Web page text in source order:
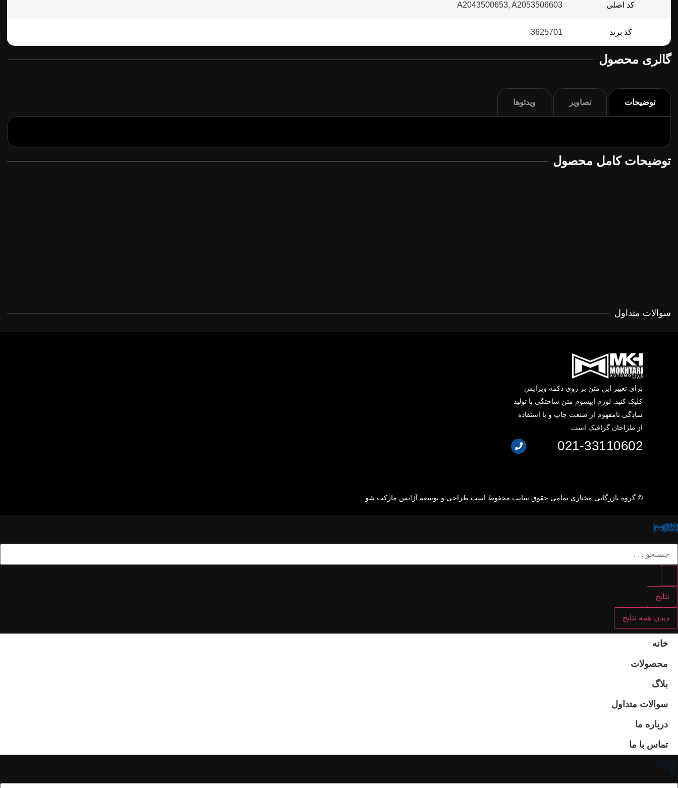
کد اصلی A2043500653, A2053506603
کد برند 3625701
گالری محصول
توضیحات تصاویر ویدئوها
توضیحات کامل محصول
سوالات متداول
برای تغییر این متن بر روی دکمه ویرایش
کلیک کنید. لورم ایپسوم متن ساختگی با تولید
سادگی نامفهوم از صنعت چاپ و با استفاده
از طراحان گرافیک است.
021-33110602
© گروه بازرگانی مختاری تمامی حقوق سایت محفوظ است. طراحی و توسعه آژانس مارکت شو
نتایج
دیدن همه نتایج
خانه
محصولات
بلاگ
سوالات متداول
درباره ما
تماس با ما